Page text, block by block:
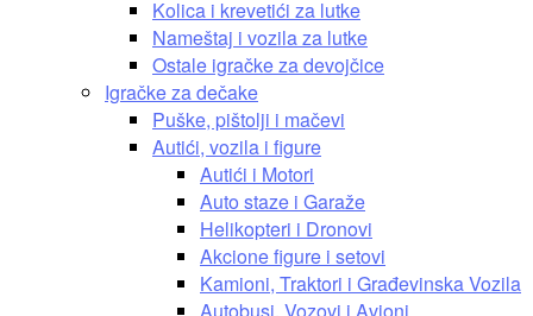
Kolica i krevetići za lutke
Nameštaj i vozila za lutke
Ostale igračke za devojčice
Igračke za dečake
Puške, pištolji i mačevi
Autići, vozila i figure
Autići i Motori
Auto staze i Garaže
Helikopteri i Dronovi
Akcione figure i setovi
Kamioni, Traktori i Građevinska Vozila